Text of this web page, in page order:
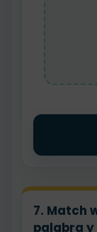
7. Match
palabra